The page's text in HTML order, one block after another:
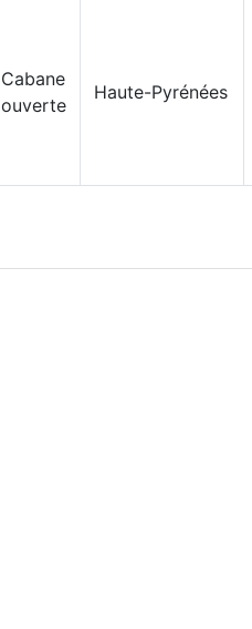
Cabane
ouverte
Haute-Pyrénées